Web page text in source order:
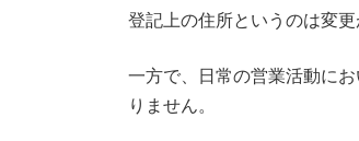
登記上の住所というのは変
一方で、日常の営業活動に
りません。